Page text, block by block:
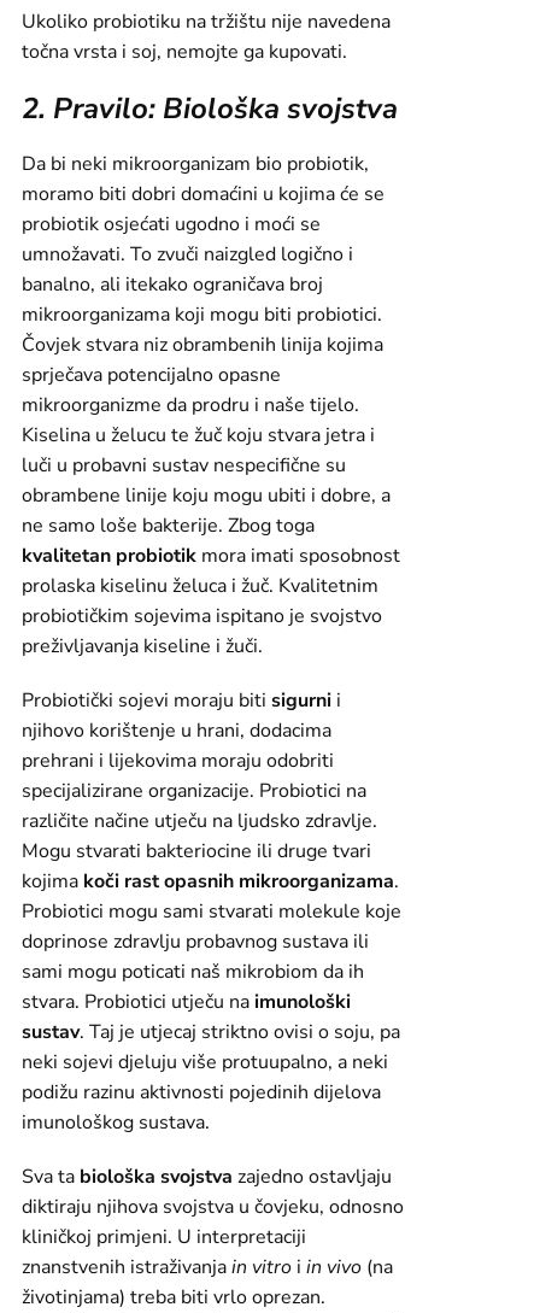
Ukoliko probiotiku na tržištu nije navedena
točna vrsta i soj, nemojte ga kupovati.
2. Pravilo: Biološka svojstva
Da bi neki mikroorganizam bio probiotik,
moramo biti dobri domaćini u kojima će se
probiotik osjećati ugodno i moći se
umnožavati. To zvuči naizgled logično i
banalno, ali itekako ograničava broj
mikroorganizama koji mogu biti probiotici.
Čovjek stvara niz obrambenih linija kojima
sprječava potencijalno opasne
mikroorganizme da prodru i naše tijelo.
Kiselina u želucu te žuč koju stvara jetra i
luči u probavni sustav nespecifične su
obrambene linije koju mogu ubiti i dobre, a
ne samo loše bakterije. Zbog toga
kvalitetan probiotik mora imati sposobnost
prolaska kiselinu želuca i žuč. Kvalitetnim
probiotičkim sojevima ispitano je svojstvo
preživljavanja kiseline i žuči.
Probiotički sojevi moraju biti sigurni i
njihovo korištenje u hrani, dodacima
prehrani i lijekovima moraju odobriti
specijalizirane organizacije. Probiotici na
različite načine utječu na ljudsko zdravlje.
Mogu stvarati bakteriocine ili druge tvari
kojima koči rast opasnih mikroorganizama.
Probiotici mogu sami stvarati molekule koje
doprinose zdravlju probavnog sustava ili
sami mogu poticati naš mikrobiom da ih
stvara. Probiotici utječu na imunološki
sustav. Taj je utjecaj striktno ovisi o soju, pa
neki sojevi djeluju više protuupalno, a neki
podižu razinu aktivnosti pojedinih dijelova
imunološkog sustava.
Sva ta biološka svojstva zajedno ostavljaju
diktiraju njihova svojstva u čovjeku, odnosno
kliničkoj primjeni. U interpretaciji
znanstvenih istraživanjain vitro i in vivo (na
životinjama) treba biti vrlo oprezan.